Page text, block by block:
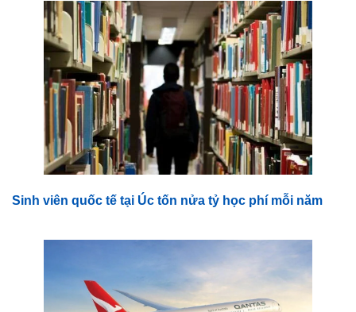
Sinh viên quốc tế tại Úc tốn nửa tỷ học phí mỗi năm